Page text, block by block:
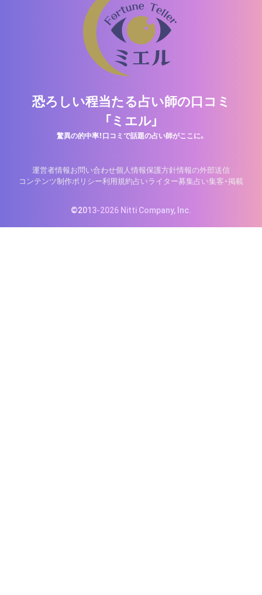
恐ろしい程当たる占い師の口コミ
「ミエル」
驚異の的中率！口コミで話題の占い師がここに。
運営者情報お問い合わせ個人情報保護方針情報の外部送信
コンテンツ制作ポリシー利用規約占いライター募集占い集客・掲載
©2013-2026 Nitti Company, Inc.